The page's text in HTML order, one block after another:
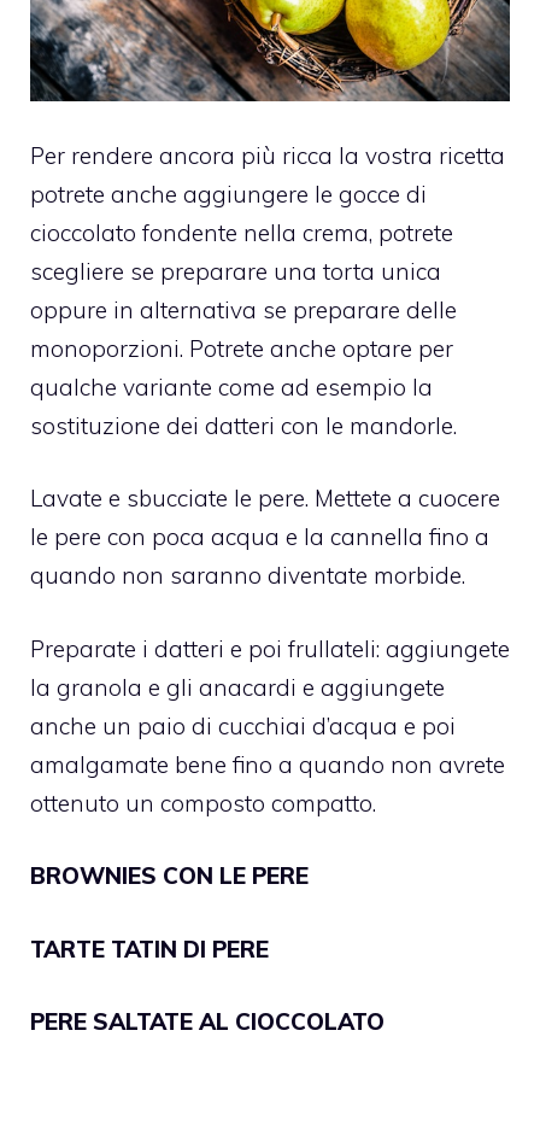
Per rendere ancora più ricca la vostra ricetta
potrete anche aggiungere le gocce di
cioccolato fondente nella crema, potrete
scegliere se preparare una torta unica
oppure in alternativa se preparare delle
monoporzioni. Potrete anche optare per
qualche variante come ad esempio la
sostituzione dei datteri con le mandorle.
Lavate e sbucciate le pere. Mettete a cuocere
le pere con poca acqua e la cannella fino a
quando non saranno diventate morbide.
Preparate i datteri e poi frullateli: aggiungete
la granola e gli anacardi e aggiungete
anche un paio di cucchiai d’acqua e poi
amalgamate bene fino a quando non avrete
ottenuto un composto compatto.
BROWNIES CON LE PERE
TARTE TATIN DI PERE
PERE SALTATE AL CIOCCOLATO